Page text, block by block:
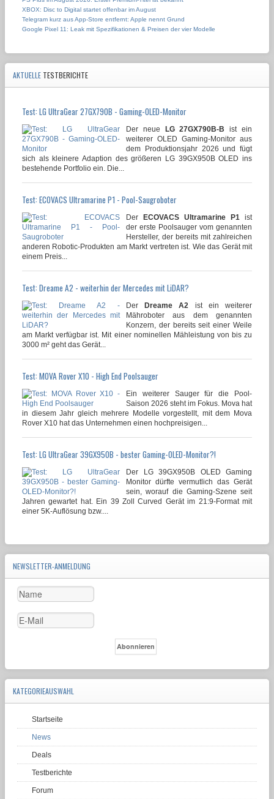
XBOX: Disc to Digital startet offenbar im August
Telegram kurz aus App-Store entfernt: Apple nennt Grund
Google Pixel 11: Leak mit Spezifikationen & Preisen der vier Modelle
AKTUELLE TESTBERICHTE
Test: LG UltraGear 27GX790B - Gaming-OLED-Monitor
Der neue LG 27GX790B-B
ist ein
weiterer OLED Gaming-Monitor aus
dem Produktionsjahr 2026 und fügt
sich als kleinere Adaption des größeren LG 39GX950B OLED ins
bestehende Portfolio ein. Die...
Test: ECOVACS Ultramarine P1 - Pool-Saugroboter
Der ECOVACS Ultramarine P1 ist
der erste Poolsauger vom genannten
Hersteller, der bereits mit zahlreichen
anderen Robotic-Produkten am Markt vertreten ist. Wie das Gerät mit
einem Preis...
Test: Dreame A2 - weiterhin der Mercedes mit LiDAR?
DerDreame A2
ist ein weiterer
Mähroboter aus dem genannten
Konzern, der bereits seit einer Weile
am Markt verfügbar ist. Mit einer nominellen Mähleistung von bis zu
3000 m² geht das Gerät...
Test: MOVA Rover X10 - High End Poolsauger
Ein weiterer Sauger für die Pool-
Saison 2026 steht im Fokus. Mova hat
in diesem Jahr gleich mehrere Modelle vorgestellt, mit dem Mova
Rover X10 hat das Unternehmen einen hochpreisigen...
Test: LG UltraGear 39GX950B - bester Gaming-OLED-Monitor?!
Der LG 39GX950B OLED Gaming
Monitor dürfte vermutlich das Gerät
sein, worauf die Gaming-Szene seit
Jahren gewartet hat. Ein 39 Zoll Curved Gerät im 21:9-Format mit
einer 5K-Auflösung bzw....
NEWSLETTER-ANMELDUNG
KATEGORIEAUSWAHL
Startseite
News
Deals
Testberichte
Forum